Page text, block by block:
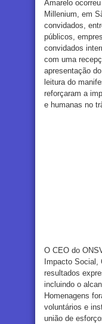
Amarelo
Millenium, em
convidados,
públicos,
convidados
com uma
apresentação
leitura do
reforçaram a
e humanas no
O CEO do
Impacto Social,
resultados
incluindo o
Homenagens
voluntários e
união de